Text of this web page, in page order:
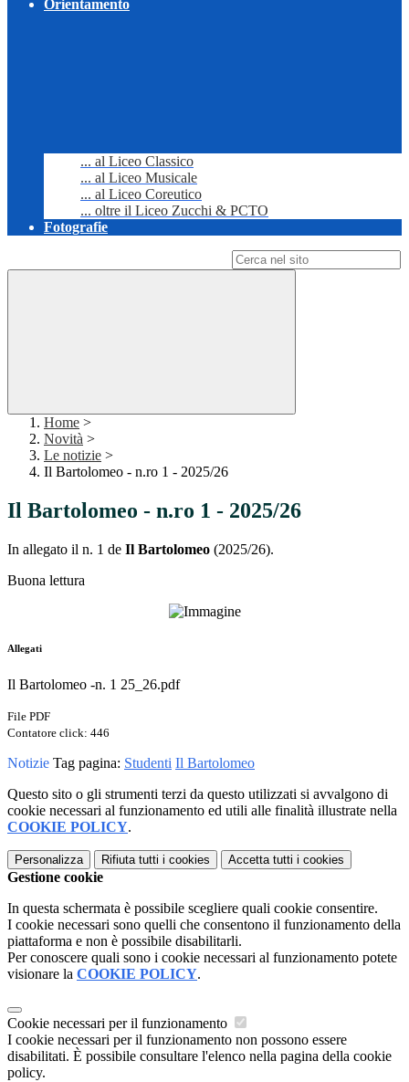
Orientamento
... al Liceo Classico
... al Liceo Musicale
... al Liceo Coreutico
... oltre il Liceo Zucchi & PCTO
Fotografie
Home >
Novità >
Le notizie >
Il Bartolomeo - n.ro 1 - 2025/26
Il Bartolomeo - n.ro 1 - 2025/26
In allegato il n. 1 de Il Bartolomeo (2025/26).
Buona lettura
Allegati
Il Bartolomeo -n. 1 25_26.pdf
File PDF
Contatore click: 446
Notizie Tag pagina: Studenti Il Bartolomeo
Questo sito o gli strumenti terzi da questo utilizzati si avvalgono di
cookie necessari al funzionamento ed utili alle finalità illustrate nella
COOKIE POLICY.
Personalizza Rifiuta tutti i cookies Accetta tutti i cookies
Gestione cookie
In questa schermata è possibile scegliere quali cookie consentire.
I cookie necessari sono quelli che consentono il funzionamento della
piattaforma e non è possibile disabilitarli.
Per conoscere quali sono i cookie necessari al funzionamento potete
visionare la COOKIE POLICY.
Cookie necessari per il funzionamento
I cookie necessari per il funzionamento non possono essere
disabilitati. È possibile consultare l'elenco nella pagina della cookie
policy.